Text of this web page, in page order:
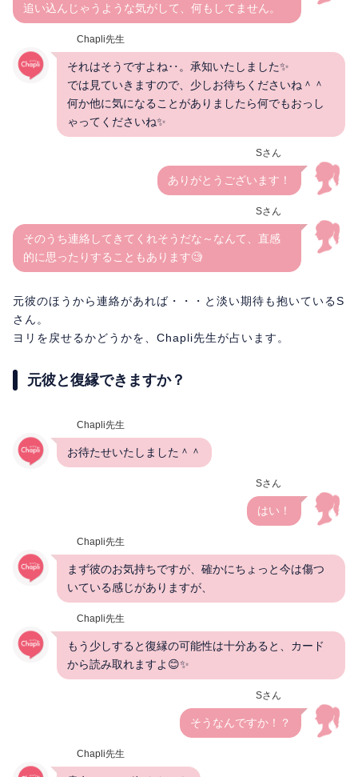
追い込んじゃうような気がして、何もしてません。
Chapli先生
それはそうですよね‥。承知いたしました✨
では見ていきますので、少しお待ちくださいね＾＾
何か他に気になることがありましたら何でもおっし
ゃってくださいね✨
Sさん
ありがとうございます！
Sさん
そのうち連絡してきてくれそうだな～なんて、直感
的に思ったりすることもあります🧐
元彼のほうから連絡があれば・・・と淡い期待も抱いているS
さん。
ヨリを戻せるかどうかを、Chapli先生が占います。
元彼と復縁できますか？
Chapli先生
お待たせいたしました＾＾
Sさん
はい！
Chapli先生
まず彼のお気持ちですが、確かにちょっと今は傷つ
いている感じがありますが、
Chapli先生
もう少しすると復縁の可能性は十分あると、カード
から読み取れますよ😊✨
Sさん
そうなんですか！？
Chapli先生